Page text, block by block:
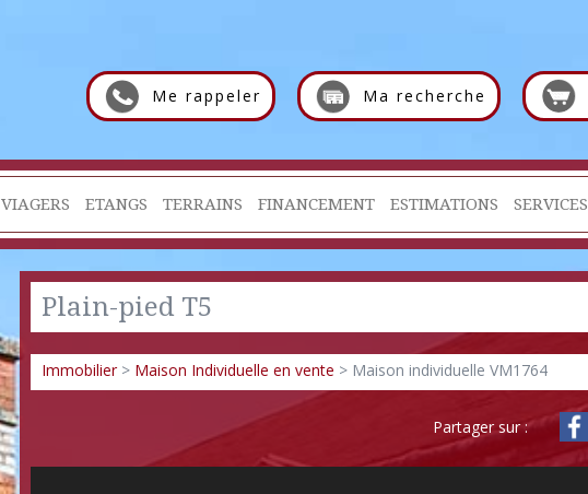
Me rappeler Ma recherche
VIAGERS ETANGS TERRAINS FINANCEMENT ESTIMATIONS SERVICES
Plain-pied T5
Immobilier> Maison Individuelle en vente > Maison individuelle VM1764
Partager sur :